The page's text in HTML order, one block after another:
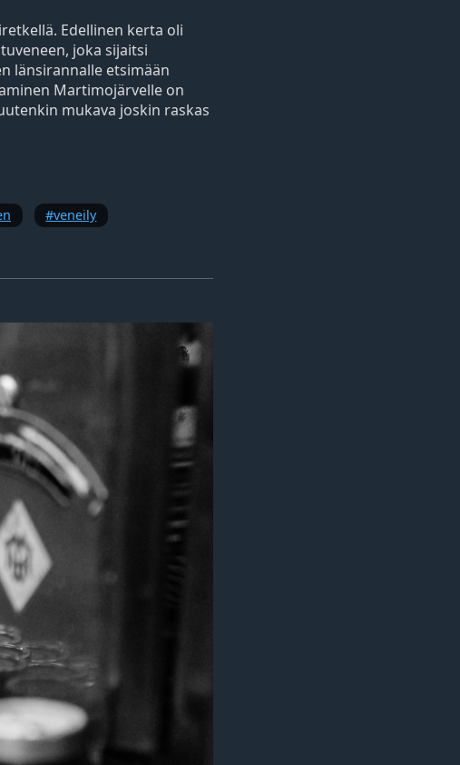
Edellinen kerta oli
joka sijaitsi
länsirannalle etsimään
Martimojärvelle on
mukava joskin raskas
veneily